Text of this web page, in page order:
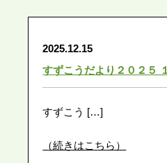
2025.12.15
すずこうだより２０２
すずこう […]
（続きはこちら）